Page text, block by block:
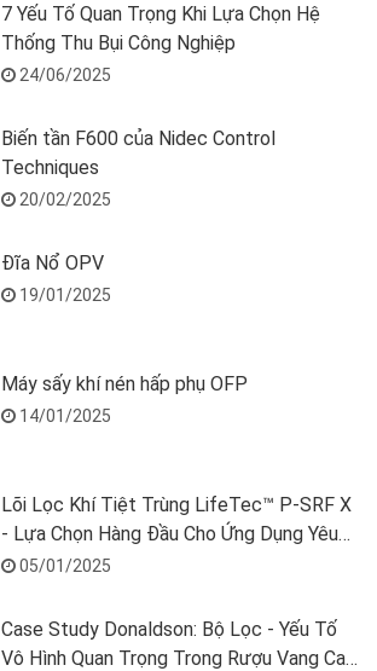
7 Yếu Tố Quan Trọng Khi Lựa Chọn Hệ
Thống Thu Bụi Công Nghiệp
24/06/2025
Biến tần F600 của Nidec Control
Techniques
20/02/2025
Đĩa Nổ OPV
19/01/2025
Máy sấy khí nén hấp phụ OFP
14/01/2025
Lõi Lọc Khí Tiệt Trùng LifeTec™ P-SRF X
- Lựa Chọn Hàng Đầu Cho Ứng Dụng Yêu
Cầu Cao
05/01/2025
Case Study Donaldson: Bộ Lọc - Yếu Tố
Vô Hình Quan Trọng Trong Rượu Vang Cao